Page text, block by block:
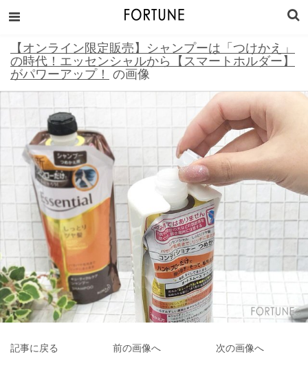
【オンライン限定販売】シャンプーは「つけかえ」
の時代！エッセンシャルから【スマートホルダー】
がパワーアップ！
の画像
記事に戻る 前の画像へ 次の画像へ